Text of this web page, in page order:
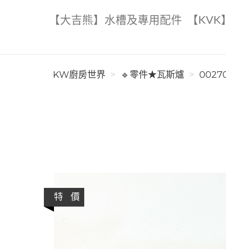
【大吉熊】水槽及專用配件 【
KW廚房世界 🔹零件★瓦斯爐
特 價